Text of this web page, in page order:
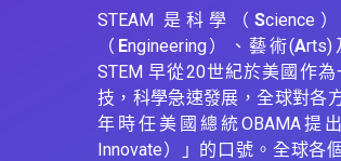
STEAM 是科學（ Science
（ Engineering）、藝術(Arts)
STEM 早從20世紀於美國作
技，科學急速發展，全球對各
年時任美國總統OBAMA提
Innovate）」的口號。全球各